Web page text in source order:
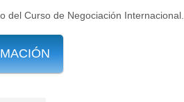
del Curso de Negociación Internacional.